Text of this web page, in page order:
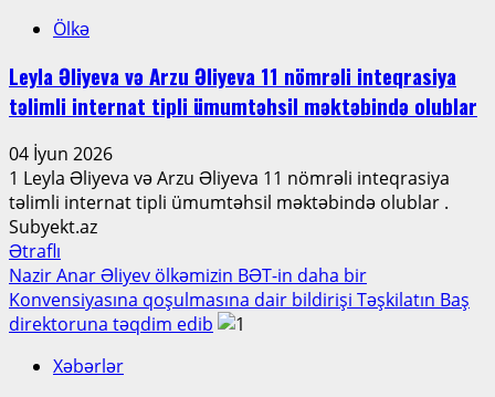
artist
Mehrəliyevanın
anadan
100
ili
tamam
olur
Ölkə
Leyla Əliyeva və Arzu Əliyeva 11 nömrəli inteqrasiya
təlimli internat tipli ümumtəhsil məktəbində olublar
04 İyun 2026
1 Leyla Əliyeva və Arzu Əliyeva 11 nömrəli inteqrasiya
təlimli internat tipli ümumtəhsil məktəbində olublar .
Subyekt.az
Ətraflı
more
about
Leyla
və
Nazir Anar Əliyev ölkəmizin BƏT-in daha bir
Konvensiyasına qoşulmasına dair bildirişi Təşkilatın Baş
direktoruna təqdim edib
Xəbərlər